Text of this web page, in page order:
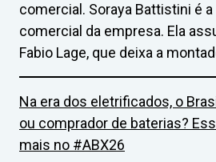
comercial. Soraya Battistini é
comercial da empresa. Ela
Fabio Lage, que deixa a
Na era dos eletrificados, o
ou comprador de baterias?
mais no #ABX26